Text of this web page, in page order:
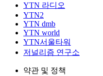
YTN 라디오
YTN2
YTN dmb
YTN world
YTN서울타워
저널리즘 연구소
약관 및 정책